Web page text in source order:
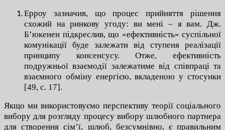
Ерроу зазначив, що процес прийняття рішення
схожий на ринкову угоду: ви мені – я вам. Дж.
Б’юкенен підкреслив, що «ефективність» суспільної
комунікації буде залежати від ступеня реалізації
принципу консенсусу. Отже, ефективність
подружньої взаємодії залежатиме від співпраці та
взаємного обміну енергією, вкладеною у стосунки
[49, с. 17].
Якщо ми використовуємо перспективу теорії соціального
вибору для розгляду процесу вибору шлюбного партнера
для створення сім’ї, шлюб, безсумнівно, є правильним